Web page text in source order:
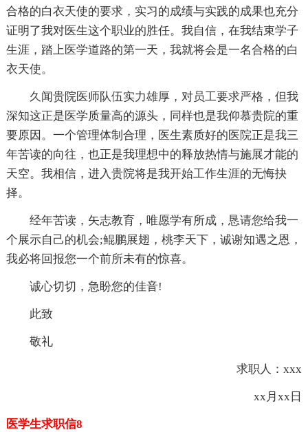
合格的白衣天使的要求，实习的成绩与实践的成果也充分
证明了我对医生这个职业的胜任。我自信，在我结束学子
生涯，踏上医学道路的第一天，我就将会是一名合格的白
衣天使。
久闻贵院医师队伍实力雄厚，对员工要求严格，但我
深知这正是医学质量高的源头，同样也是我仰慕贵院的重
要原因。一个管理体制合理，医生素质好的医院正是我三
年苦读的向往，也正是我理想中的释放热情与施展才能的
天空。我相信，进入贵院将是我开始工作生涯的无悔抉
择。
经年苦读，矢志教育，唯愿学有所成，恳请您给我一
个展示自己的机会;鲲鹏展翅，桃李天下，诚谢知遇之恩，
我必将回报您一个前所未有的惊喜。
诚心切切，急盼您的佳音!
此致
敬礼
求职人：xxx
xx月xx日
医学生求职信8